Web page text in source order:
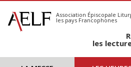
S'abonner
Calendrier
Association Épiscopale
les pays Francophones
les